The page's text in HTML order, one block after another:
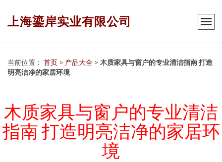
上海鎏岸实业有限公司
当前位置： 首页 > 产品大全 > 木质家具与窗户的专业清洁指南 打造
明亮洁净的家居环境
木质家具与窗户的专业清洁
指南 打造明亮洁净的家居环
境